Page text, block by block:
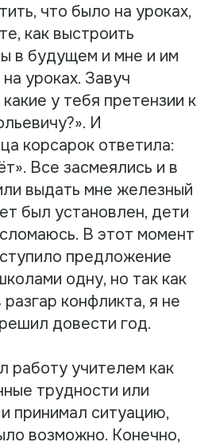
что было на уроках,
как выстроить
в будущем и мне и им
уроках. Завуч
у тебя претензии к
И
корсарок ответила:
Все засмеялись и в
выдать мне железный
был установлен, дети
В этот момент
предложение
одну, но так как
конфликта, я не
довести год.
работу учителем как
трудности или
принимал ситуацию,
возможно. Конечно,